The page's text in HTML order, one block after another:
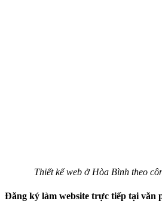
Thiết kế web ở Hòa Bình theo
Đăng ký làm website trực tiếp tại văn